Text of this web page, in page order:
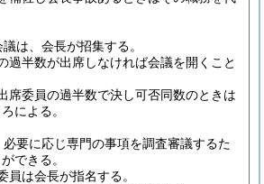
は、会長が招集する。
過半数が出席しなければ会議を開くこと
席委員の過半数で決し可否同数のときは
による。
要に応じ専門の事項を調査審議するた
できる。
員は会長が指名する。